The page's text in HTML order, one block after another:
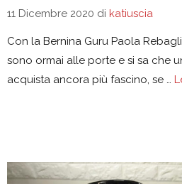
11 Dicembre 2020 di katiuscia
Con la Bernina Guru Paola
sono ormai alle porte e si sa che
acquista ancora più fascino, se …